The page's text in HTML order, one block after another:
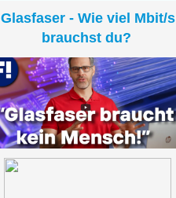
Glasfaser - Wie viel Mbit/s
brauchst du?